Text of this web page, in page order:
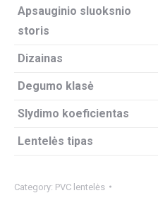
Apsauginio sluoksnio
storis
Dizainas
Degumo klasė
Slydimo koeficientas
Lentelės tipas
Category: PVC lentelės